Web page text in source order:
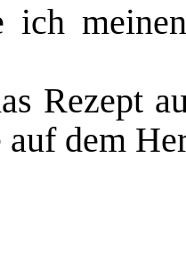
ich
Rezept
auf dem